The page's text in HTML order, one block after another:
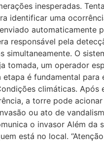
inesperadas.
identificar uma
automaticamente
responsável pela
O
tomada, um operador
é fundamental
climáticas. Após
a torre pode
ou ato de
o invasor Além da
está no local.